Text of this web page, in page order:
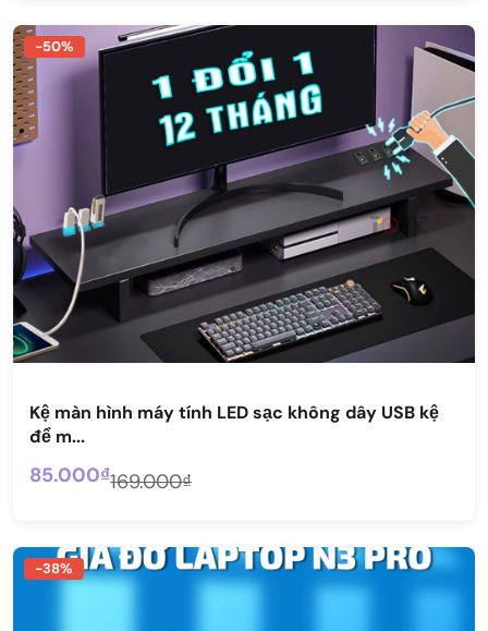
-50%
Kệ màn hình máy tính LED sạc không dây USB kệ
để m...
85.000₫169.000₫
-38%